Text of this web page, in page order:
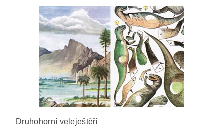
Druhohorní veleještěři